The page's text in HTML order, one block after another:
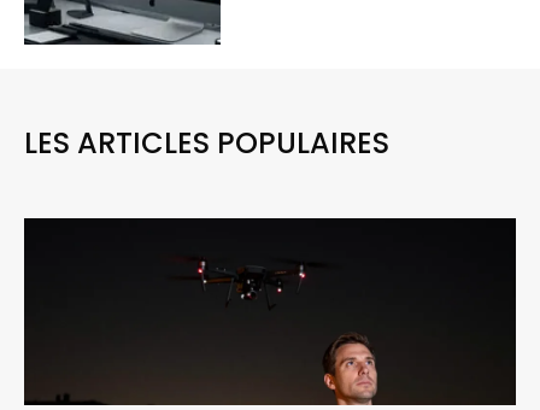
LES ARTICLES POPULAIRES